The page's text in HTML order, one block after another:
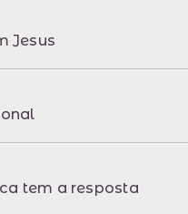
Jesus
tem a resposta